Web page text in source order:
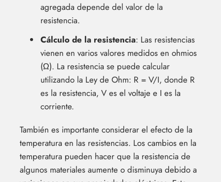
agregada depende del valor de la
resistencia.
Cálculo de la resistencia: Las resistencias
vienen en varios valores medidos en ohmios
(Ω). La resistencia se puede calcular
utilizando la Ley de Ohm: R = V/I, donde R
es la resistencia, V es el voltaje e I es la
corriente.
También es importante considerar el efecto de la
temperatura en las resistencias. Los cambios en la
temperatura pueden hacer que la resistencia de
algunos materiales aumente o disminuya debido a